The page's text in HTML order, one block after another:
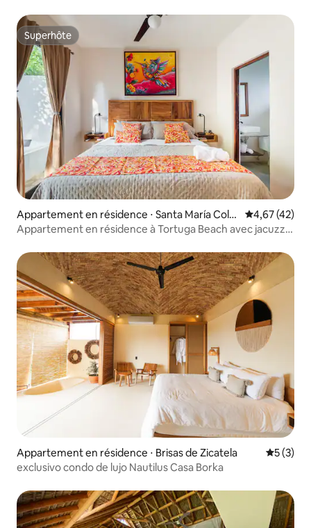
Superhôte
Superhôte
Appartement en résidence ⋅ Santa María Colot
epec
Évaluation
4,67 (42)
Appartement en résidence à Tortuga Beach avec jacuzzi
Appartement en résidence ⋅ Brisas de Zicatela
5 (3)
exclusivo condo de lujo Nautilus Casa Borka